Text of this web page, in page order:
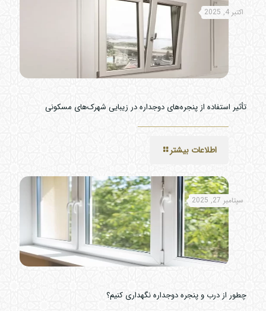
اکتبر 4, 2025
تأثیر استفاده از پنجره‌های دوجداره در زیبایی شهرک‌های مسکونی
اطلاعات بیشتر
سپتامبر 27, 2025
چطور از درب و پنجره دوجداره نگهداری کنیم؟